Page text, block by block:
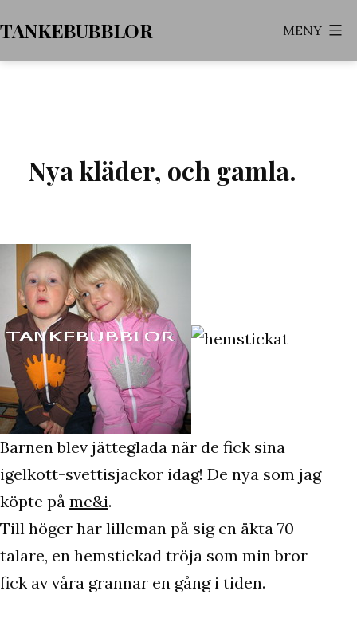
till
innehåll
TANKEBUBBLOR MENY
Nya kläder, och gamla.
Barnen blev jätteglada när de fick sina
igelkott-svettisjackor idag! De nya som jag
köpte på me&i.
Till höger har lilleman på sig en äkta 70-
talare, en hemstickad tröja som min bror
fick av våra grannar en gång i tiden.